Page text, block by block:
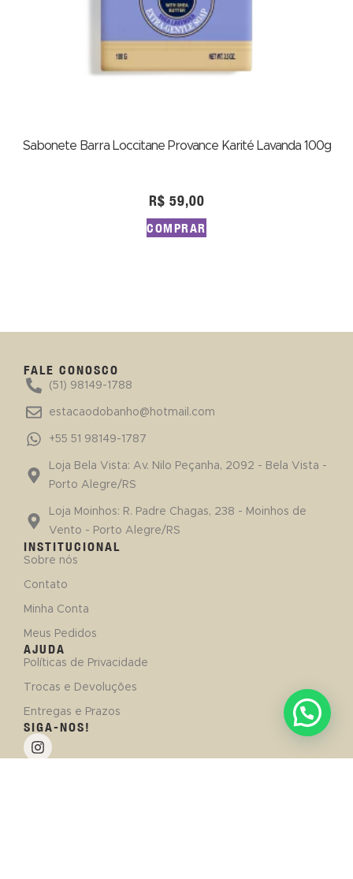
Sabonete Barra Loccitane Provance Karité Lavanda 100g
R$ 59,00
COMPRAR
FALE CONOSCO
(51) 98149-1788
estacaodobanho@hotmail.com
+55 51 98149-1787
Loja Bela Vista: Av. Nilo Peçanha, 2092 - Bela Vista -
Porto Alegre/RS
Loja Moinhos: R. Padre Chagas, 238 - Moinhos de
Vento - Porto Alegre/RS
INSTITUCIONAL
Sobre nós
Contato
Minha Conta
Meus Pedidos
AJUDA
Políticas de Privacidade
Trocas e Devoluções
Entregas e Prazos
SIGA-NOS!